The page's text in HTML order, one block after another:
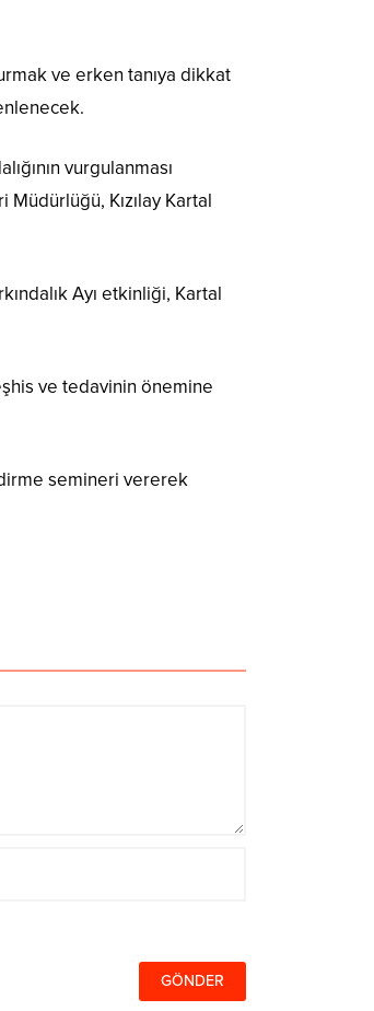
ve erken tanıya dikkat
vurgulanması
Kızılay Kartal
Ayı etkinliği, Kartal
ve tedavinin önemine
semineri vererek